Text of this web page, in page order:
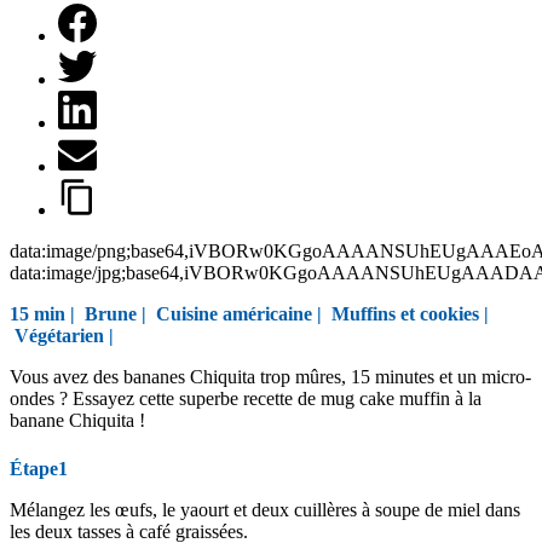
data:image/
data:image/
15 min | Brune | Cuisine américaine | Muffins et cookies |
Végétarien |
Vous avez des bananes Chiquita trop mûres, 15 minutes et un micro-
ondes ? Essayez cette superbe recette de mug cake muffin à la
banane Chiquita !
Étape1
Mélangez les œufs, le yaourt et deux cuillères à soupe de miel dans
les deux tasses à café graissées.